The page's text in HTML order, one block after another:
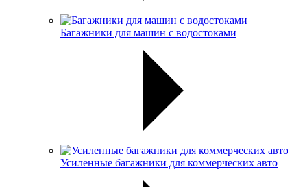
Багажники для машин с водостоками
Усиленные багажники для коммерческих авто